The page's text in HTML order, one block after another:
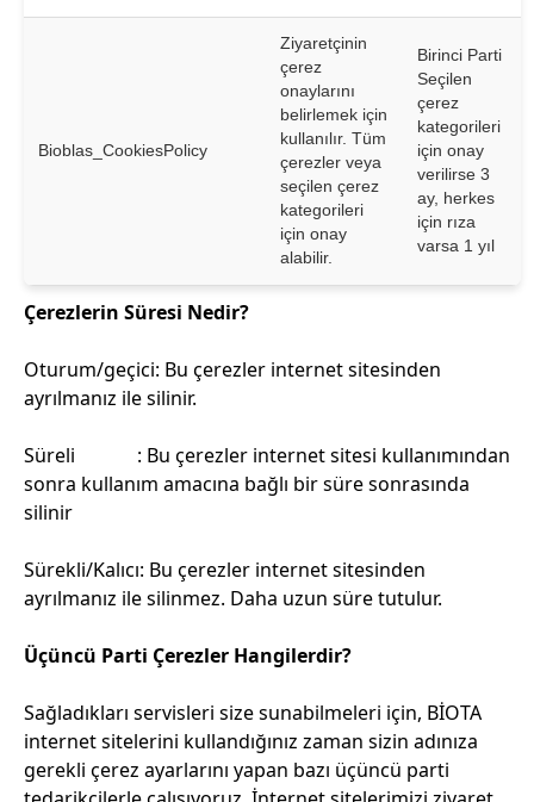
Bioblas_CookiesPolicy
Ziyaretçinin
çerez
onaylarını
belirlemek için
kullanılır. Tüm
çerezler veya
seçilen çerez
kategorileri
için onay
alabilir.
Birinci Parti
Seçilen
çerez
kategorileri
için onay
verilirse 3
ay, herkes
için rıza
varsa 1 yıl
Çerezlerin Süresi Nedir?
Oturum/geçici: Bu çerezler internet sitesinden
ayrılmanız ile silinir.
Süreli : Bu çerezler internet sitesi kullanımından
sonra kullanım amacına bağlı bir süre sonrasında
silinir
Sürekli/Kalıcı: Bu çerezler internet sitesinden
ayrılmanız ile silinmez. Daha uzun süre tutulur.
Üçüncü Parti Çerezler Hangilerdir?
Sağladıkları servisleri size sunabilmeleri için, BİOTA
internet sitelerini kullandığınız zaman sizin adınıza
gerekli çerez ayarlarını yapan bazı üçüncü parti